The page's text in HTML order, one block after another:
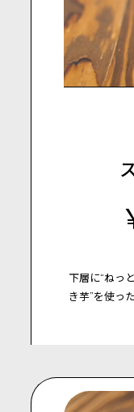
下層に“ねっ
き芋”を使っ